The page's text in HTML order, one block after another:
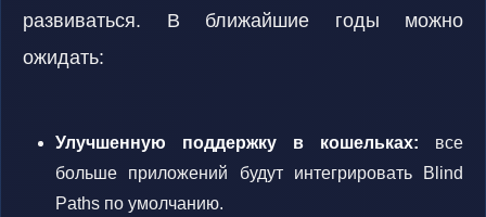
развиваться. В ближайшие годы можно
ожидать:
Улучшенную поддержку в кошельках: все
больше приложений будут интегрировать Blind
Paths по умолчанию.